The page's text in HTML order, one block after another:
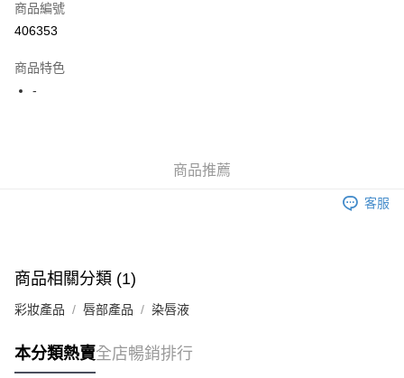
Apple Pay
JD京東物流，訂單確認發貨後2-4個工作天送達
商品編號
406353
商品特色
-
商品推薦
客服
商品相關分類 (1)
彩妝產品 唇部產品 染唇液
本分類熱賣全店暢銷排行